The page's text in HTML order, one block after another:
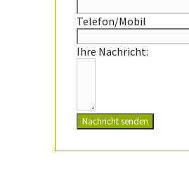
Telefon/Mobil
Ihre Nachricht:
Nachricht senden